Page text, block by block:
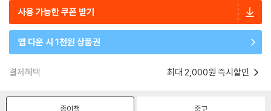
사용 가능한 쿠폰 받기
앱 다운 시 1천원 상품권
결제혜택 최대 2,000원 즉시할인
종이책 중고